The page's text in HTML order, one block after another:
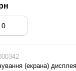
(екрана)